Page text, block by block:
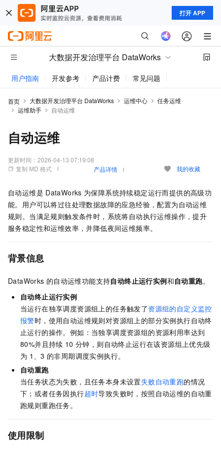
打开 APP
大数据开发治理平台 DataWorks
用户指南 开发参考 产品计费 常见问题
首页 大数据开发治理平台 DataWorks 运维中心
任务运维
运维助手
自动运维
自动运维
更新时间： 2026-04-13 07:19:08
复制 MD 格式
产品详情 我的收藏
自动运维是 DataWorks 为保障系统持续稳定运行而提供的高级功
能。用户可以将过往处理数据故障的应急经验，配置为自动运维
规则。当满足规则触发条件时，系统将自动执行运维操作，提升
服务稳定性和运维效率，并降低夜间运维频率。
背景信息
DataWorks 的自动运维功能支持自动终止运行实例和自动重跑。
自动终止运行实例
当运行在独享调度资源组上的任务触发了资源组的自定义监控
报警时，使用自动运维规则对资源组上的部分实例执行自动终
止运行的操作。例如：当独享调度资源组的资源利用率达到
80%并且持续 10 分钟，则自动终止运行在该资源组上优先级
为 1、3 的非周期调度实例执行。
自动重跑
当任务状态为失败，且任务本身未设置失败自动重跑的情况
下；或者任务因执行超时导致失败时，按照自动运维的自动重
跑规则重跑任务。
使用限制